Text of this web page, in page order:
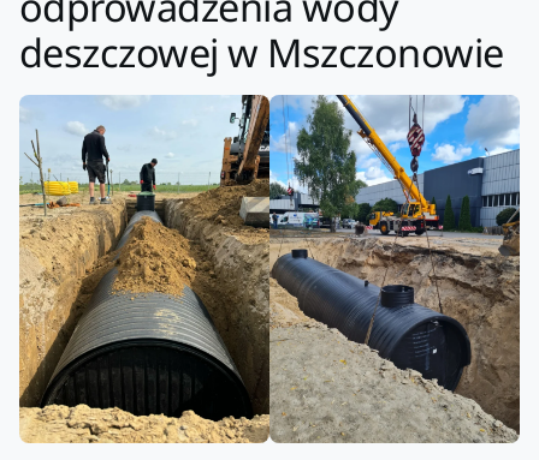
deszczowej w Mszczonowie